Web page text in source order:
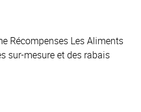
Récompenses Les Aliments
sur-mesure et des rabais